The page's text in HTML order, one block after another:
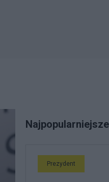
Najpopularniejsze
Prezydent